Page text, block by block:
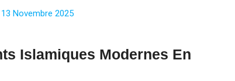
13 Novembre 2025
Islamiques Modernes En